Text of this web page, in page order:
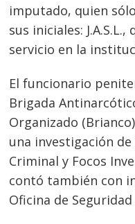
imputado, quien
sus iniciales:
servicio en la
El funcionario
Brigada
Organizado
una investigación de
Criminal y Focos
contó también con
Oficina de